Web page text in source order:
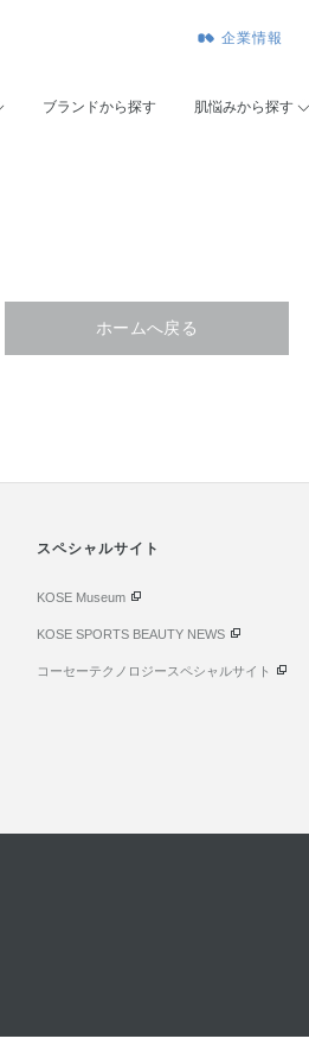
企業情報
ブランドから探す 肌悩みから探す
ホームへ戻る
スペシャルサイト
KOSE Museum
KOSE SPORTS BEAUTY NEWS
コーセーテクノロジースペシャルサイト